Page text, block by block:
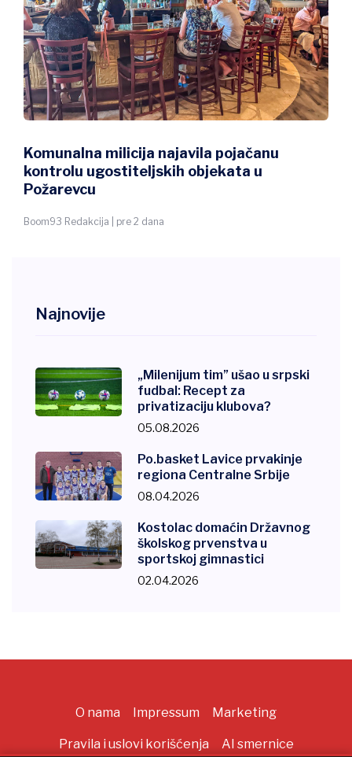
Komunalna milicija najavila pojačanu
kontrolu ugostiteljskih objekata u
Požarevcu
Boom93 Redakcija | pre 2 dana
Najnovije
„Milenijum tim” ušao u srpski
fudbal: Recept za
privatizaciju klubova?
05.08.2026
Po.basket Lavice prvakinje
regiona Centralne Srbije
08.04.2026
Kostolac domaćin Državnog
školskog prvenstva u
sportskoj gimnastici
02.04.2026
O nama Impressum Marketing
Pravila i uslovi korišćenja AI smernice